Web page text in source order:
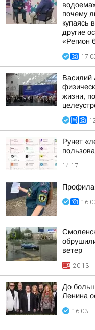
почему
купаясь
другие
«Регион
Василий
жизни,
Рунет
14:17
ветер
20:13
До
Ленина
16:03